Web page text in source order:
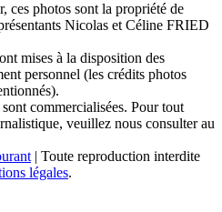
ces photos sont la propriété de
Nicolas et Céline FRIED
mises à la disposition des
personnel (les crédits photos
commercialisées. Pour tout
veuillez nous consulter au
| Toute reproduction interdite
légales.